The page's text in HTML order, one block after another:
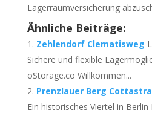
Lagerraumversicherung
Ähnliche Beiträge:
Zehlendorf Clematisweg
Sichere und flexible
oStorage.co Willkommen...
Prenzlauer Berg
Ein historisches Viertel in Berlin